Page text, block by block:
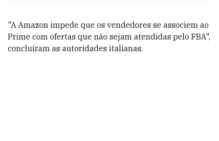
"A Amazon impede que os vendedores se associem ao
Prime com ofertas que não sejam atendidas pelo FBA",
concluíram as autoridades italianas.